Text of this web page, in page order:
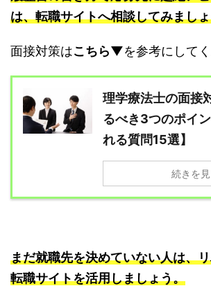
は、転職サイトへ相談してみまし
面接対策はこちら▼を参考にしてく
理学療法士の面接
るべき3つのポイ
れる質問15選】
続きを
まだ就職先を決めていない人は、
転職サイトを活用しましょう。